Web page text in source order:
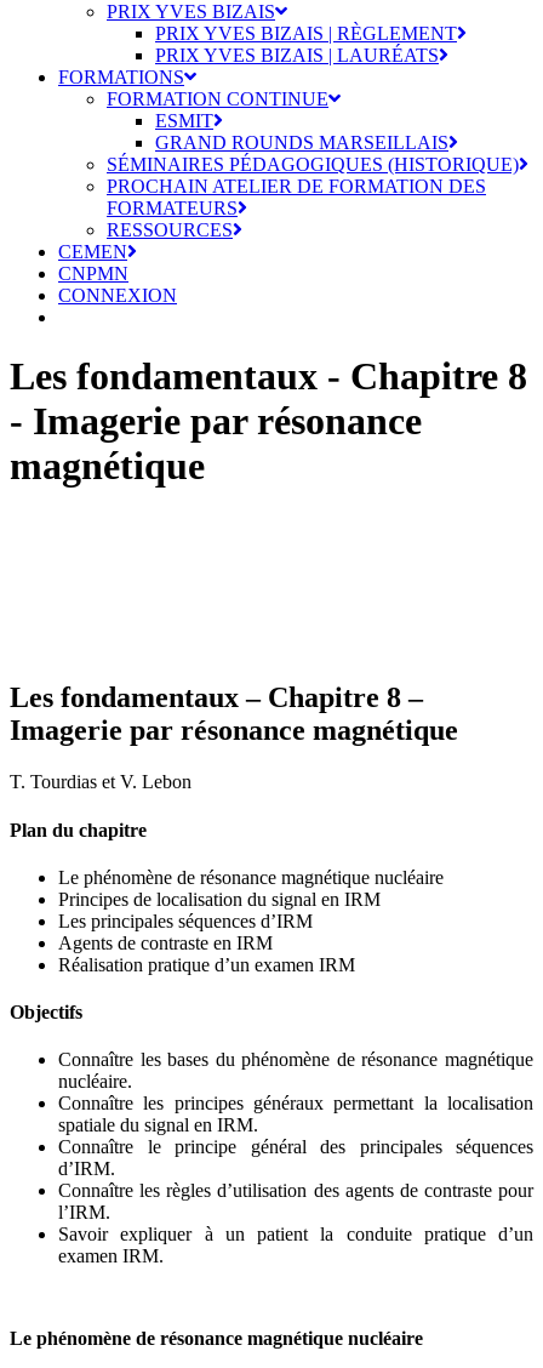
PRIX YVES BIZAIS
PRIX YVES BIZAIS | RÈGLEMENT
PRIX YVES BIZAIS | LAURÉATS
FORMATIONS
FORMATION CONTINUE
ESMIT
GRAND ROUNDS MARSEILLAIS
SÉMINAIRES PÉDAGOGIQUES (HISTORIQUE)
PROCHAIN ATELIER DE FORMATION DES
FORMATEURS
RESSOURCES
CEMEN
CNPMN
CONNEXION
Les fondamentaux - Chapitre 8
- Imagerie par résonance
magnétique
Les fondamentaux – Chapitre 8 –
Imagerie par résonance magnétique
T. Tourdias et V. Lebon
Plan du chapitre
Le phénomène de résonance magnétique nucléaire
Principes de localisation du signal en IRM
Les principales séquences d’IRM
Agents de contraste en IRM
Réalisation pratique d’un examen IRM
Objectifs
Connaître les bases du phénomène de résonance magnétique
nucléaire.
Connaître les principes généraux permettant la localisation
spatiale du signal en IRM.
Connaître le principe général des principales séquences
d’IRM.
Connaître les règles d’utilisation des agents de contraste pour
l’IRM.
Savoir expliquer à un patient la conduite pratique d’un
examen IRM.
Le phénomène de résonance magnétique nucléaire